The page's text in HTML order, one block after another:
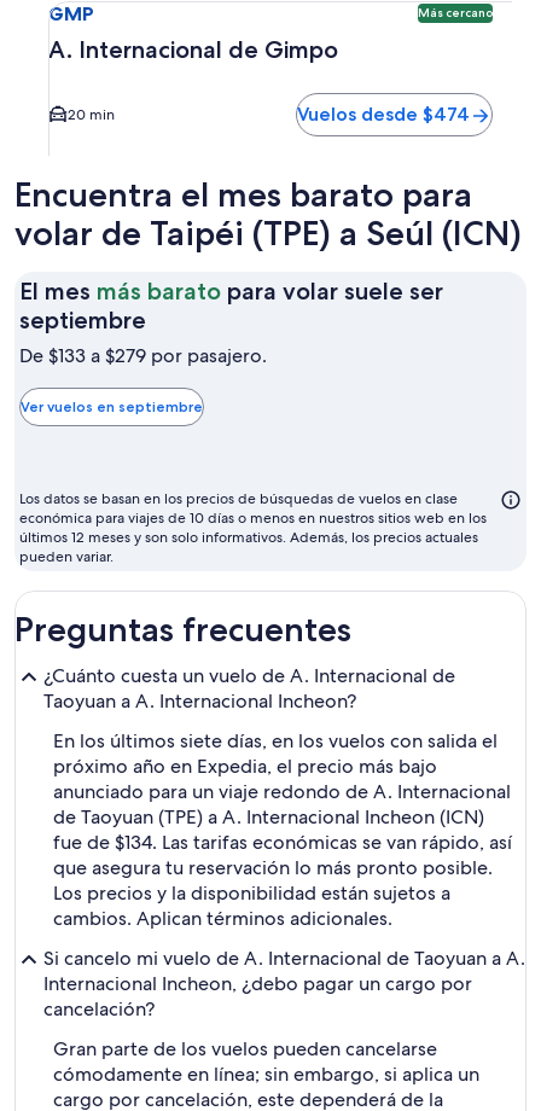
GMP Más cercano
A. Internacional de Gimpo
20 min Vuelos desde $474
Encuentra el mes barato para
volar de Taipéi (TPE) a Seúl (ICN)
El mes más barato para volar suele ser
septiembre
mes
barato
para
suele
ser
septiembre
De $133 a $279 por pasajero.
Ver vuelos en septiembre
Los datos se basan en los precios de búsquedas de vuelos en clase
económica para viajes de 10 días o menos en nuestros sitios web en los
últimos 12 meses y son solo informativos. Además, los precios actuales
pueden variar.
Preguntas frecuentes
¿Cuánto cuesta un vuelo de A. Internacional de
Taoyuan a A. Internacional Incheon?
En los últimos siete días, en los vuelos con salida el
próximo año en Expedia, el precio más bajo
anunciado para un viaje redondo de A. Internacional
de Taoyuan (TPE) a A. Internacional Incheon (ICN)
fue de $134. Las tarifas económicas se van rápido, así
que asegura tu reservación lo más pronto posible.
Los precios y la disponibilidad están sujetos a
cambios. Aplican términos adicionales.
Si cancelo mi vuelo de A. Internacional de Taoyuan a A.
Internacional Incheon, ¿debo pagar un cargo por
cancelación?
Gran parte de los vuelos pueden cancelarse
cómodamente en línea; sin embargo, si aplica un
cargo por cancelación, este dependerá de la